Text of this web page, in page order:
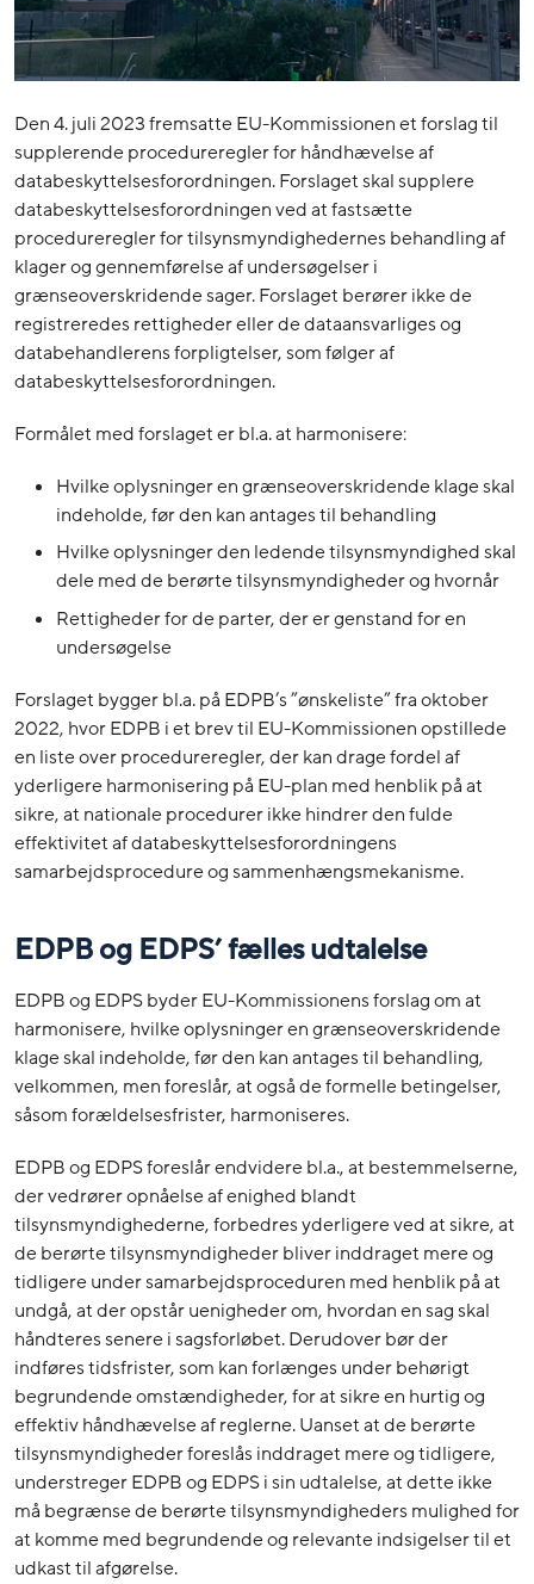
Den 4. juli 2023 fremsatte EU-Kommissionen et forslag til
supplerende procedureregler for håndhævelse af
databeskyttelsesforordningen. Forslaget skal supplere
databeskyttelsesforordningen ved at fastsætte
procedureregler for tilsynsmyndighedernes behandling af
klager og gennemførelse af undersøgelser i
grænseoverskridende sager. Forslaget berører ikke de
registreredes rettigheder eller de dataansvarliges og
databehandlerens forpligtelser, som følger af
databeskyttelsesforordningen.
Formålet med forslaget er bl.a. at harmonisere:
Hvilke oplysninger en grænseoverskridende klage skal
indeholde, før den kan antages til behandling
Hvilke oplysninger den ledende tilsynsmyndighed skal
dele med de berørte tilsynsmyndigheder og hvornår
Rettigheder for de parter, der er genstand for en
undersøgelse
Forslaget bygger bl.a. på EDPB’s ”ønskeliste” fra oktober
2022, hvor EDPB i et brev til EU-Kommissionen opstillede
en liste over procedureregler, der kan drage fordel af
yderligere harmonisering på EU-plan med henblik på at
sikre, at nationale procedurer ikke hindrer den fulde
effektivitet af databeskyttelsesforordningens
samarbejdsprocedure og sammenhængsmekanisme.
EDPB og EDPS’ fælles udtalelse
EDPB og EDPS byder EU-Kommissionens forslag om at
harmonisere, hvilke oplysninger en grænseoverskridende
klage skal indeholde, før den kan antages til behandling,
velkommen, men foreslår, at også de formelle betingelser,
såsom forældelsesfrister, harmoniseres.
EDPB og EDPS foreslår endvidere bl.a., at bestemmelserne,
der vedrører opnåelse af enighed blandt
tilsynsmyndighederne, forbedres yderligere ved at sikre, at
de berørte tilsynsmyndigheder bliver inddraget mere og
tidligere under samarbejdsproceduren med henblik på at
undgå, at der opstår uenigheder om, hvordan en sag skal
håndteres senere i sagsforløbet. Derudover bør der
indføres tidsfrister, som kan forlænges under behørigt
begrundende omstændigheder, for at sikre en hurtig og
effektiv håndhævelse af reglerne. Uanset at de berørte
tilsynsmyndigheder foreslås inddraget mere og tidligere,
understreger EDPB og EDPS i sin udtalelse, at dette ikke
må begrænse de berørte tilsynsmyndigheders mulighed for
at komme med begrundende og relevante indsigelser til et
udkast til afgørelse.